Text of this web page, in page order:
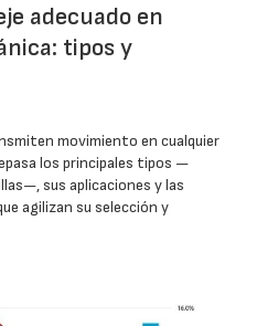
adecuado en
tipos y
movimiento en cualquier
los principales tipos —
sus aplicaciones y las
agilizan su selección y